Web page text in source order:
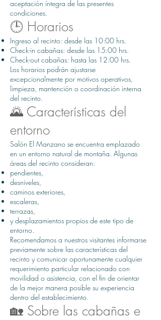
aceptación íntegra de las presentes
condiciones.
🕒 Horarios
Ingreso al recinto: desde las 10:00 hrs.
Check-in cabañas: desde las 15:00 hrs.
Check-out cabañas: hasta las 12:00 hrs.
Los horarios podrán ajustarse
excepcionalmente por motivos operativos,
limpieza, mantención o coordinación interna
del recinto.
🌄 Características del
entorno
Salón El Manzano se encuentra emplazado
en un entorno natural de montaña. Algunas
áreas del recinto consideran:
pendientes,
desniveles,
caminos exteriores,
escaleras,
terrazas,
y desplazamientos propios de este tipo de
entorno.
Recomendamos a nuestros visitantes informarse
previamente sobre las características del
recinto y comunicar oportunamente cualquier
requerimiento particular relacionado con
movilidad o asistencia, con el fin de orientar
de la mejor manera posible su experiencia
dentro del establecimiento.
🏡 Sobre las cabañas e